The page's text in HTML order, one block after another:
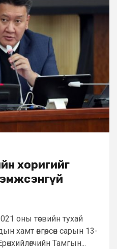
хоригийг
оны төсвийн тухай
хамт өнгөрсөн сарын 13-
Тамгын...